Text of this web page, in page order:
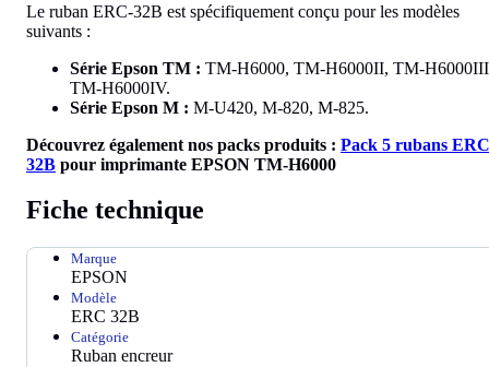
Le ruban ERC-32B est spécifiquement conçu pour les modèles
suivants :
Série Epson TM : TM-H6000, TM-H6000II, TM-
TM-H6000IV.
Série Epson M : M-U420, M-820, M-825.
Découvrez également nos packs produits : Pack 5 rubans
32B pour imprimante EPSON TM-H6000
Fiche technique
Marque
EPSON
Modèle
ERC 32B
Catégorie
Ruban encreur